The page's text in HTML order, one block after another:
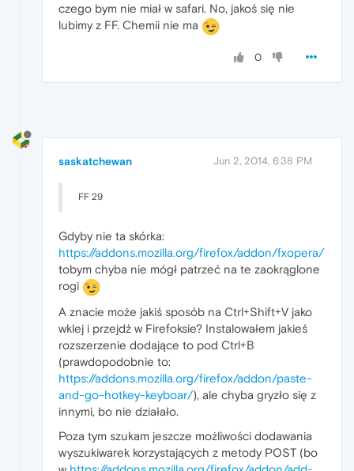
czego bym nie miał w safari. No, jakoś się nie
lubimy z FF. Chemii nie ma
0
saskatchewan Jun 2, 2014, 6:38 PM
FF 29
Gdyby nie ta skórka:
https://addons.mozilla.org/firefox/addon/fxopera/
tobym chyba nie mógł patrzeć na te zaokrąglone
rogi
A znacie może jakiś sposób na Ctrl+Shift+V jako
wklej i przejdź w Firefoksie? Instalowałem jakieś
rozszerzenie dodające to pod Ctrl+B
(prawdopodobnie to:
https://addons.mozilla.org/firefox/addon/paste-
and-go-hotkey-keyboar/), ale chyba gryzło się z
innymi, bo nie działało.
Poza tym szukam jeszcze możliwości dodawania
wyszukiwarek korzystających z metody POST (bo